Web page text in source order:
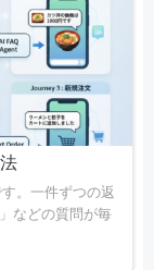
。一件ずつの返
などの質問が毎